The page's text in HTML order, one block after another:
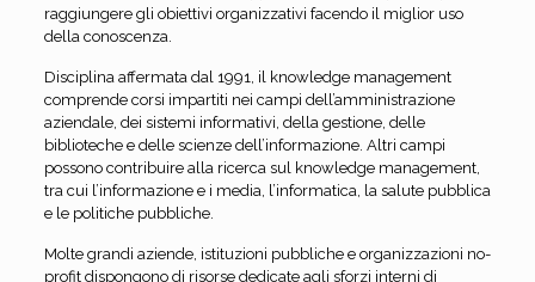
raggiungere gli obiettivi organizzativi facendo il miglior uso
della conoscenza.
Disciplina affermata dal 1991, il knowledge management
comprende corsi impartiti nei campi dell’amministrazione
aziendale, dei sistemi informativi, della gestione, delle
biblioteche e delle scienze dell’informazione. Altri campi
possono contribuire alla ricerca sul knowledge management,
tra cui l’informazione e i media, l’informatica, la salute pubblica
e le politiche pubbliche.
Molte grandi aziende, istituzioni pubbliche e organizzazioni no-
profit dispongono di risorse dedicate agli sforzi interni di